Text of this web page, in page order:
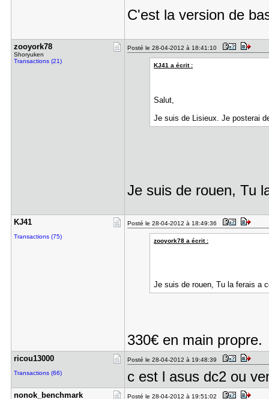
C'est la version de
zooyork78
Shoryuken
Transactions (21)
Posté le 28-04-2012 à 18:41:10
KJ41 a écrit :
Salut,
Je suis de Lisieux. Je posterai
Je suis de rouen, Tu
KJ41
Transactions (75)
Posté le 28-04-2012 à 18:49:36
zooyork78 a écrit :
Je suis de rouen, Tu la ferais a
330€ en main propre.
ricou13000
Transactions (66)
Posté le 28-04-2012 à 19:48:39
c est l asus dc2 ou
nonok_benc​hmark Posté le 28-04-2012 à 19:51:02